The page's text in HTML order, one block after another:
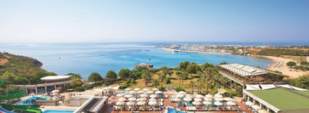
Grindys: laminatas
Numerių tvarkymas: kasdien
Plaukų džiovintuvas: yra
Mini baras 2